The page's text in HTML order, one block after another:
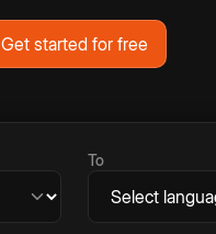
Get started for free
To